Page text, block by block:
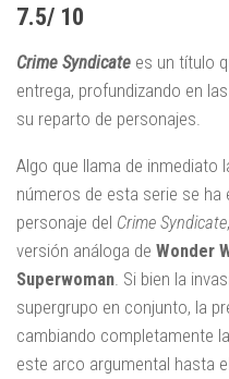
7.5/ 10
Crime Syndicate es un título
entrega, profundizando en
su reparto de personajes.
Algo que llama de inmediato
números de esta serie se
personaje del Crime Syndicate
versión análoga de Wonder
Superwoman . Si bien la
supergrupo en conjunto, la
cambiando completamente
este arco argumental hasta